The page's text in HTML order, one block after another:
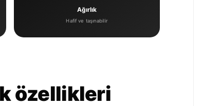
Ağırlık
Hafif ve taşınabilir
özellikleri